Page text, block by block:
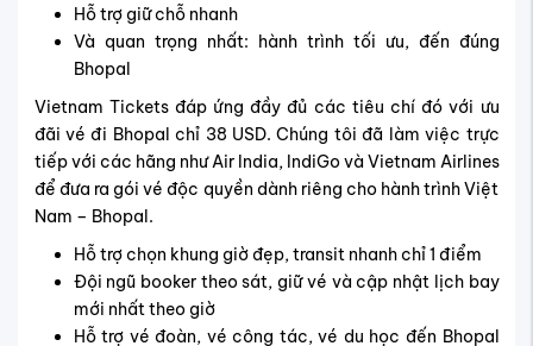
để đưa ra gói vé độc quyền dành riêng cho hành trình Việt
Nam – Bhopal.
Hỗ trợ chọn khung giờ đẹp, transit nhanh chỉ 1 điểm
Đội ngũ booker theo sát, giữ vé và cập nhật lịch bay
mới nhất theo giờ
Hỗ trợ vé đoàn, vé công tác, vé du học đến Bhopal
không mất phí dịch vụ